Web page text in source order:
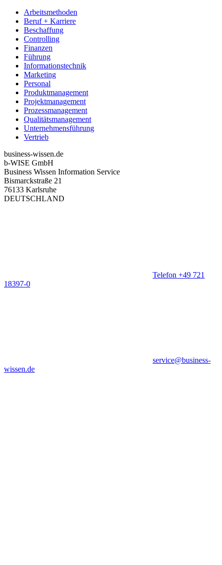
Arbeitsmethoden
Beruf + Karriere
Beschaffung
Controlling
Finanzen
Führung
Informationstechnik
Marketing
Personal
Produktmanagement
Projektmanagement
Prozessmanagement
Qualitätsmanagement
Unternehmensführung
Vertrieb
business-wissen.de
b-WISE GmbH
Business Wissen Information Service
Bismarckstraße 21
76133 Karlsruhe
DEUTSCHLAND
Telefon +49 721
18397-0
service@business-
wissen.de